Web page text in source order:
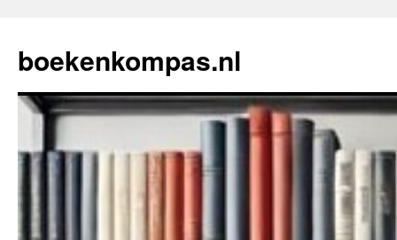
de
inhoud
boekenkompas.nl